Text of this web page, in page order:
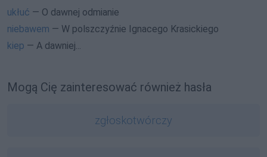
ukłuć — O dawnej odmianie
niebawem — W polszczyźnie Ignacego Krasickiego
kiep — A dawniej...
Mogą Cię zainteresować również hasła
zgłoskotwórczy